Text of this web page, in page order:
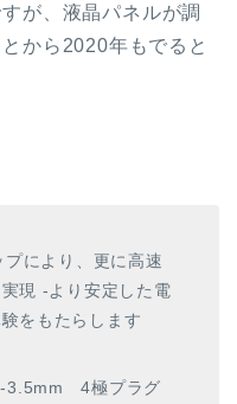
が、液晶パネルが調
から2020年もでると
により、更に高速
現 -より安定した電
をもたらします
-3.5mm 4極プラグ